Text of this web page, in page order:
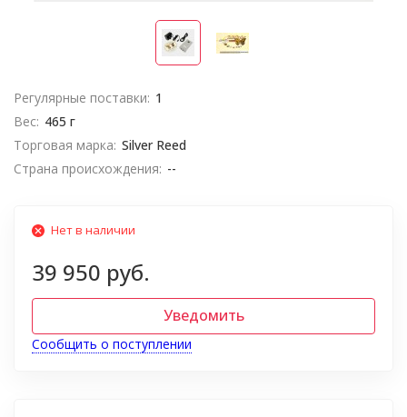
Регулярные поставки: 1
Вес: 465 г
Торговая марка: Silver Reed
Страна происхождения: --
Нет в наличии
39 950 руб.
Уведомить
Сообщить о поступлении